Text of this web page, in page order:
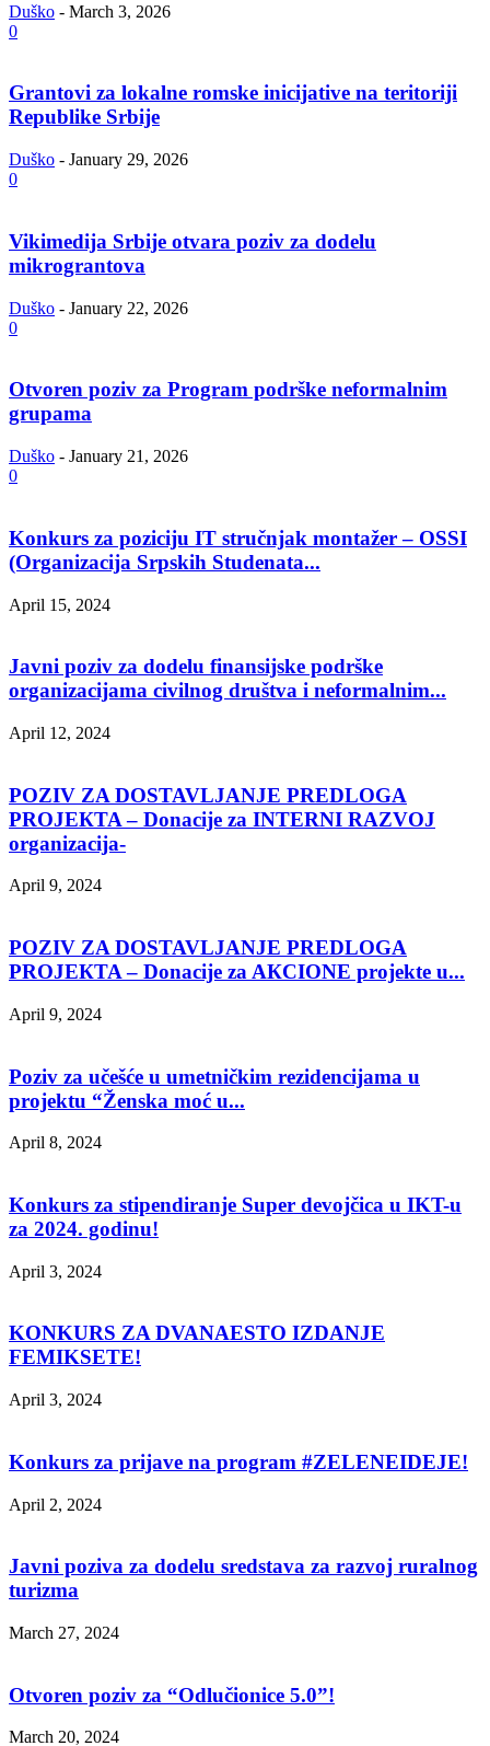
Duško - March 3, 2026
0
Grantovi za lokalne romske inicijative na teritoriji
Republike Srbije
Duško - January 29, 2026
0
Vikimedija Srbije otvara poziv za dodelu
mikrograntova
Duško - January 22, 2026
0
Otvoren poziv za Program podrške neformalnim
grupama
Duško - January 21, 2026
0
Konkurs za poziciju IT stručnjak montažer – OSSI
(Organizacija Srpskih Studenata...
April 15, 2024
Javni poziv za dodelu finansijske podrške
organizacijama civilnog društva i neformalnim...
April 12, 2024
POZIV ZA DOSTAVLJANJE PREDLOGA
PROJEКTA – Donacije za INTERNI RAZVOJ
organizacija-
April 9, 2024
POZIV ZA DOSTAVLJANJE PREDLOGA
PROJEКTA – Donacije za AКCIONE projekte u...
April 9, 2024
Poziv za učešće u umetničkim rezidencijama u
projektu “Ženska moć u...
April 8, 2024
Konkurs za stipendiranje Super devojčica u IKT-u
za 2024. godinu!
April 3, 2024
KONKURS ZA DVANAESTO IZDANJE
FEMIKSETE!
April 3, 2024
Konkurs za prijave na program #ZELENEIDEJE!
April 2, 2024
Javni poziva za dodelu sredstava za razvoj ruralnog
turizma
March 27, 2024
Otvoren poziv za “Odlučionice 5.0”!
March 20, 2024